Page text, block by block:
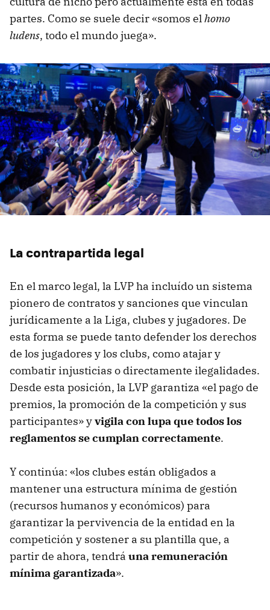
partes. Como se suele decir «somos elhomo
ludens, todo el mundo juega».
La contrapartida legal
En el marco legal, la LVP ha incluído un sistema
pionero de contratos y sanciones que vinculan
jurídicamente a la Liga, clubes y jugadores. De
esta forma se puede tanto defender los derechos
de los jugadores y los clubs, como atajar y
combatir injusticias o directamente ilegalidades.
Desde esta posición, la LVP garantiza «el pago de
premios, la promoción de la competición y sus
participantes» yvigila con lupa que todos los
reglamentos se cumplan correctamente.
Y continúa: «los clubes están obligados a
mantener una estructura mínima de gestión
(recursos humanos y económicos) para
garantizar la pervivencia de la entidad en la
competición y sostener a su plantilla que, a
partir de ahora, tendrá una remuneración
mínima garantizada».